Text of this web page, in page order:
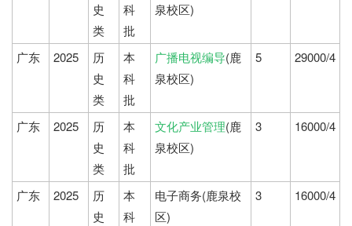
史
类
科
批
泉校区)
广东 2025
历
史
类
本
科
批
广播电视编导(鹿
泉校区)
5 29000/4
广东 2025
历
史
类
本
科
批
文化产业管理(鹿
泉校区)
3 16000/4
广东 2025
历
史
本
科
电子商务(鹿泉校
区)
3 16000/4